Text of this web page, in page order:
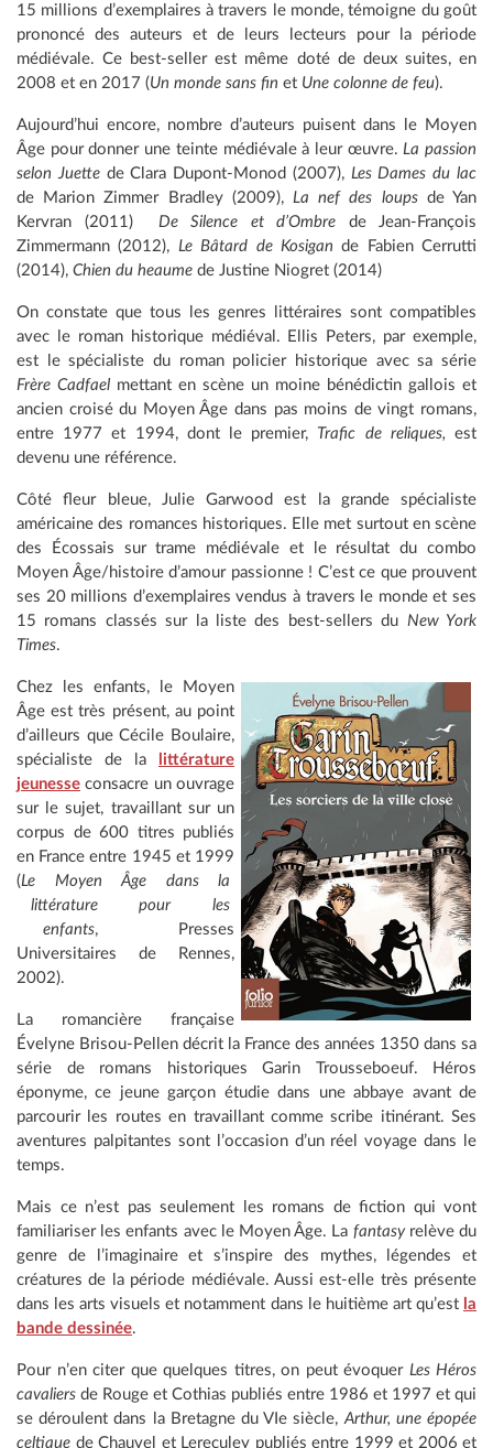
15 millions d’exemplaires à travers le monde, témoigne du goût
prononcé des auteurs et de leurs lecteurs pour la période
médiévale. Ce best-seller est même doté de deux suites, en
2008 et en 2017 (Un monde sans fin et Une colonne de feu).
Aujourd’hui encore, nombre d’auteurs puisent dans le Moyen
Âge pour donner une teinte médiévale à leur œuvre. La passion
selon Juettede Clara Dupont-Monod (2007), Les Dames du lac
de Marion Zimmer Bradley (2009), La nef des loupsde Yan
Kervran (2011) De Silence et d’Ombre de Jean-François
Zimmermann (2012), Le Bâtard de Kosigan de Fabien Cerrutti
(2014), Chien du heaume de Justine Niogret (2014)
On constate que tous les genres littéraires sont compatibles
avec le roman historique médiéval. Ellis Peters, par exemple,
est le spécialiste du roman policier historique avec sa série
Frère Cadfael mettant en scène un moine bénédictin gallois et
ancien croisé du Moyen Âge dans pas moins de vingt romans,
entre 1977 et 1994, dont le premier, Trafic de reliques,est
devenu une référence.
Côté fleur bleue, Julie Garwood est la grande spécialiste
américaine des romances historiques. Elle met surtout en scène
des Écossais sur trame médiévale et le résultat du combo
Moyen Âge/histoire d’amour passionne ! C’est ce que prouvent
ses 20 millions d’exemplaires vendus à travers le monde et ses
15 romans classés sur la liste des best-sellers du New York
Times.
Chez les enfants, le Moyen
Âge est très présent, au point
d’ailleurs que Cécile Boulaire,
spécialiste de la
littérature
jeunesse consacre un ouvrage
sur le sujet, travaillant sur un
corpus de 600 titres publiés
en France entre 1945 et 1999
(Le Moyen Âge dans la
littérature pour les
enfants, Presses
Universitaires de Rennes,
2002).
La romancière française
Évelyne Brisou-Pellen décrit la France des années 1350 dans sa
série de romans historiques Garin Trousseboeuf. Héros
éponyme, ce jeune garçon étudie dans une abbaye avant de
parcourir les routes en travaillant comme scribe itinérant. Ses
aventures palpitantes sont l’occasion d’un réel voyage dans le
temps.
Mais ce n’est pas seulement les romans de fiction qui vont
familiariser les enfants avec le Moyen Âge. La fantasyrelève du
genre de l’imaginaire et s’inspire des mythes, légendes et
créatures de la période médiévale. Aussi est-elle très présente
dans les arts visuels et notamment dans le huitième art qu’est la
bande dessinée.
Pour n’en citer que quelques titres, on peut évoquer Les Héros
cavaliers de Rouge et Cothias publiés entre 1986 et 1997 et qui
se déroulent dans la Bretagne du VIe siècle, Arthur, une épopée
celtique de Chauvel et Lereculey publiés entre 1999 et 2006 et